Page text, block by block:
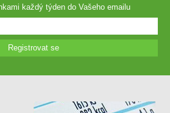
každý týden do Vašeho emailu
Registrovat se